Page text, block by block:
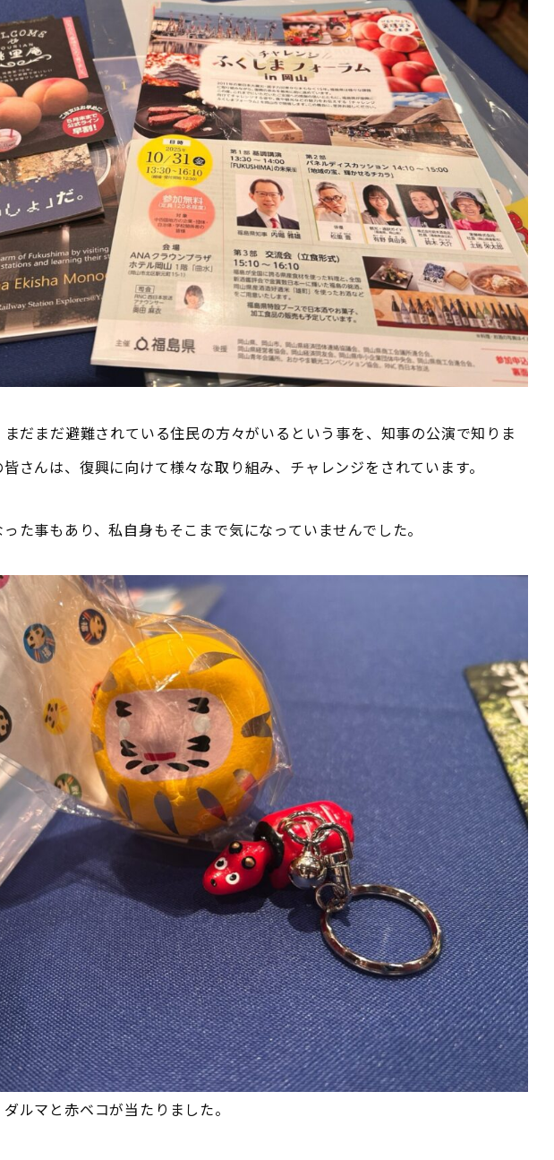
だまだ避難されている住民の方々がいるという事を、知事の公演で知りま
さんは、復興に向けて様々な取り組み、チャレンジをされています。
た事もあり、私自身もそこまで気になっていませんでした。
ルマと赤ベコが当たりました。